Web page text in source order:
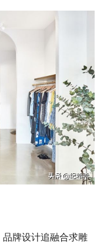
牌设计追融合求雕